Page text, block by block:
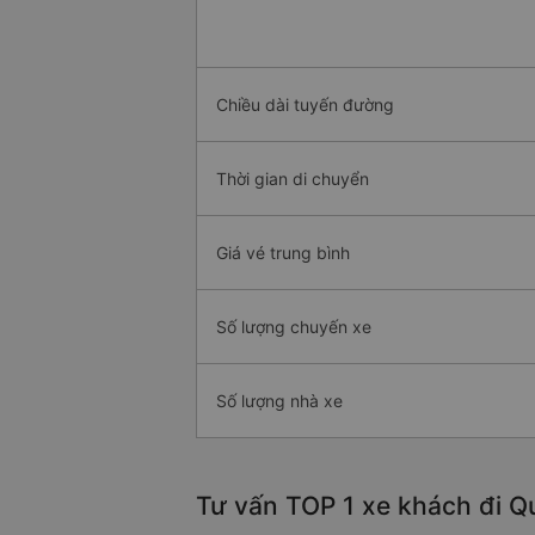
Chiều dài tuyến đường
Thời gian di chuyển
Giá vé trung bình
Số lượng chuyến xe
Số lượng nhà xe
Tư vấn TOP 1 xe khách đi